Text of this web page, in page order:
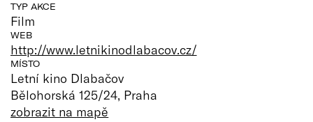
TYP AKCE
Film
WEB
http://www.letnikinodlabacov.cz/
MÍSTO
Letní kino Dlabačov
Bělohorská 125/24, Praha
zobrazit na mapě